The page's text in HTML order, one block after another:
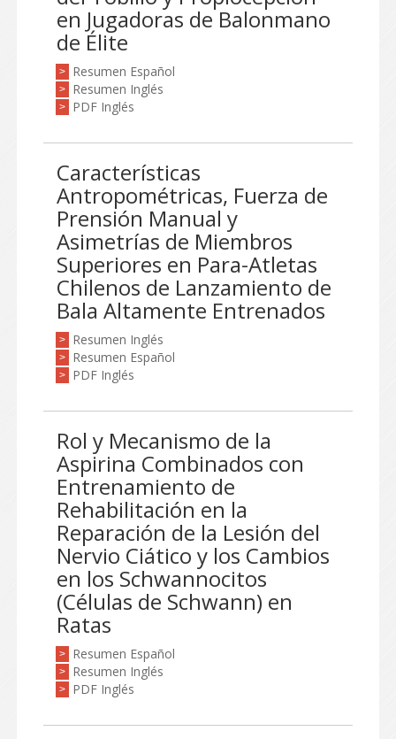
en Jugadoras de Balonmano
de Élite
> Resumen Español
> Resumen Inglés
> PDF Inglés
Características
Antropométricas, Fuerza de
Prensión Manual y
Asimetrías de Miembros
Superiores en Para-Atletas
Chilenos de Lanzamiento de
Bala Altamente Entrenados
> Resumen Inglés
> Resumen Español
> PDF Inglés
Rol y Mecanismo de la
Aspirina Combinados con
Entrenamiento de
Rehabilitación en la
Reparación de la Lesión del
Nervio Ciático y los Cambios
en los Schwannocitos
(Células de Schwann) en
Ratas
> Resumen Español
> Resumen Inglés
> PDF Inglés